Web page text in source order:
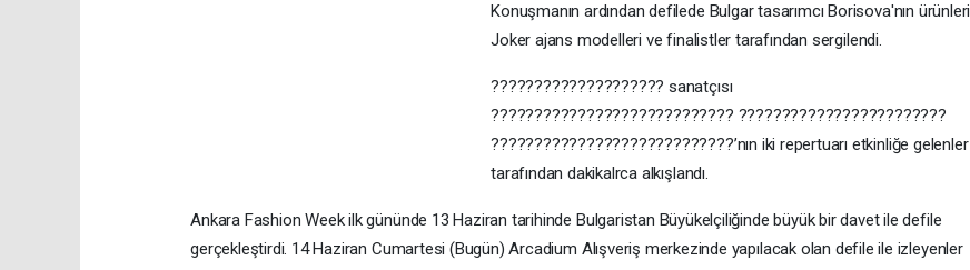
Konuşmanın ardından defilede Bulgar tasarımcı Borisova'nın ürünleri
Joker ajans modelleri ve finalistler tarafından sergilendi.
???????????????????? sanatçısı
???????????????????????????? ????????????????????????
????????????????????????????’nın iki repertuarı etkinliğe gelenler
tarafından dakikalrca alkışlandı.
Ankara Fashion Week ilk gününde 13 Haziran tarihinde Bulgaristan Büyükelçiliğinde büyük bir davet ile defile
gerçekleştirdi. 14 Haziran Cumartesi (Bugün) Arcadium Alışveriş merkezinde yapılacak olan defile ile izleyenler